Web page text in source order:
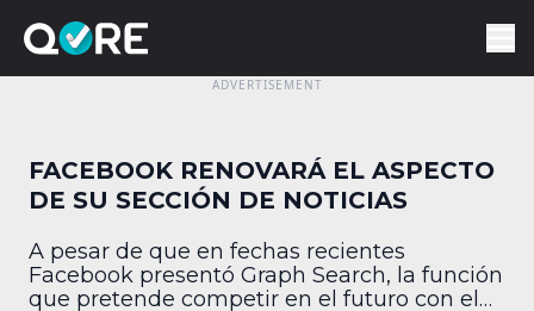
FACEBOOK RENOVARÁ EL ASPECTO
DE SU SECCIÓN DE NOTICIAS
A pesar de que en fechas recientes
Facebook presentó Graph Search, la función
que pretende competir en el futuro con el